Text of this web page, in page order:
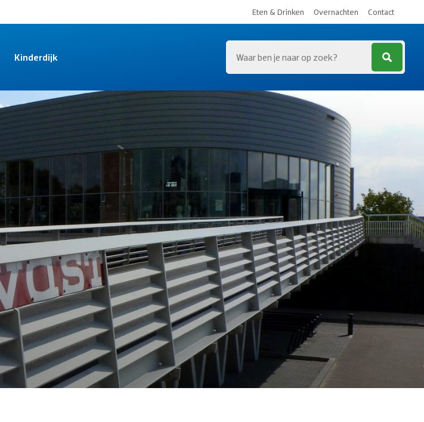
Eten & Drinken Overnachten Contact
Kinderdijk